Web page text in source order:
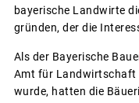
bayerische Landwirte
gründen, der die
Als der Bayerische
Amt für Landwirtschaft
wurde, hatten die